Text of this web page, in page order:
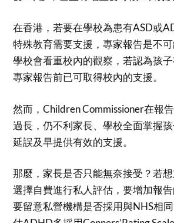
在香港，若要在學校為患有ASD或
特殊教育需要支援，專家報告是不
學校會看重校內的觀察，若認為孩
專家報告前已可取得校內的支援。
然而，Children Commissioner在報
過長，仍不利家長、學校全面掌握
延誤及早提供有效的支援。
那麼，家長是否只能無奈接受？若
選擇自費進行私人評估，要增加報
要留意私營機構是否採用與NHS相